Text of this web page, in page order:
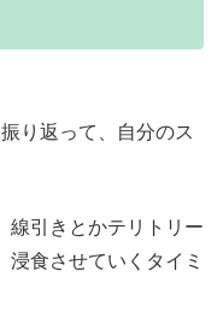
り返って、自分のス
線引きとかテリトリー
浸食させていくタイミ